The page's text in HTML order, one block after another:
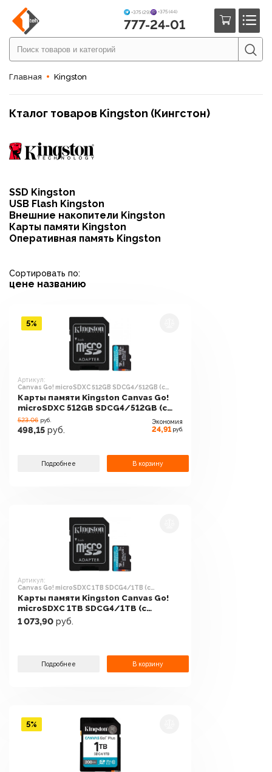
+375 (29) +375 (44)
777-24-01
Главная Kingston
Кталог товаров Kingston (Кингстон)
SSD Kingston
USB Flash Kingston
Внешние накопители Kingston
Карты памяти Kingston
Оперативная память Kingston
Сортировать по:
цене названию
Артикул:
Canvas Go! microSDXC 512GB SDCG4/512GB (с
адаптером)
Карты памяти Kingston Canvas Go!
microSDXC 512GB SDCG4/512GB (с
адаптером)
523.06 руб.
498,15 руб.
Экономия
24,91 руб.
Подробнее В корзину
5%
Артикул:
Canvas Go! microSDXC 1TB SDCG4/1TB (с
адаптером)
Карты памяти Kingston Canvas Go!
microSDXC 1TB SDCG4/1TB (с
адаптером)
1 073,90 руб.
Подробнее В корзину
5%